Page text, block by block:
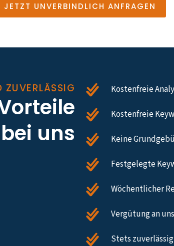
JETZT UNVERBINDLICH ANFRAGEN
ZUVERLÄSSIG
bei uns
Kostenfreie
Kostenfreie
Keine
Festgelegte
Wöchentlicher
Vergütung an
Stets